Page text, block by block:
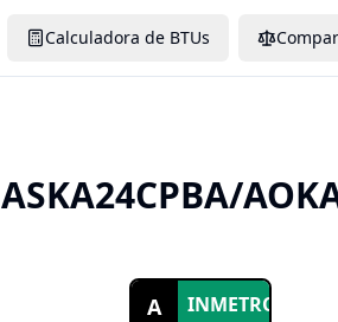
Calculadora de BTUs
ASKA24CPBA/
A INMETRO